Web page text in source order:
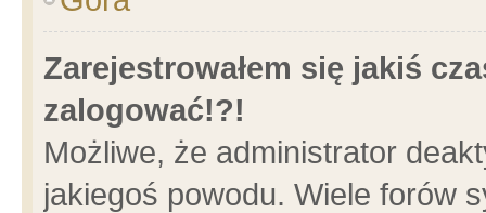
Zarejestrowałem się jakiś
zalogować!?!
Możliwe, że administrator
jakiegoś powodu. Wiele forów